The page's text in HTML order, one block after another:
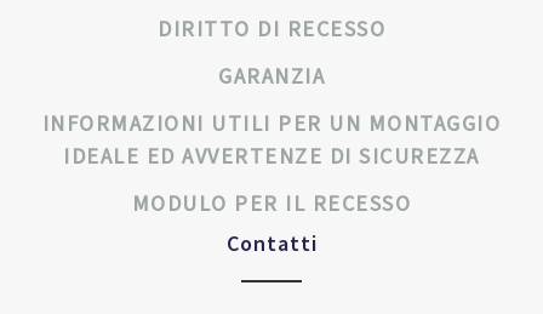
DIRITTO DI RECESSO
GARANZIA
INFORMAZIONI UTILI PER UN MONTAGGIO
IDEALE ED AVVERTENZE DI SICUREZZA
MODULO PER IL RECESSO
Contatti